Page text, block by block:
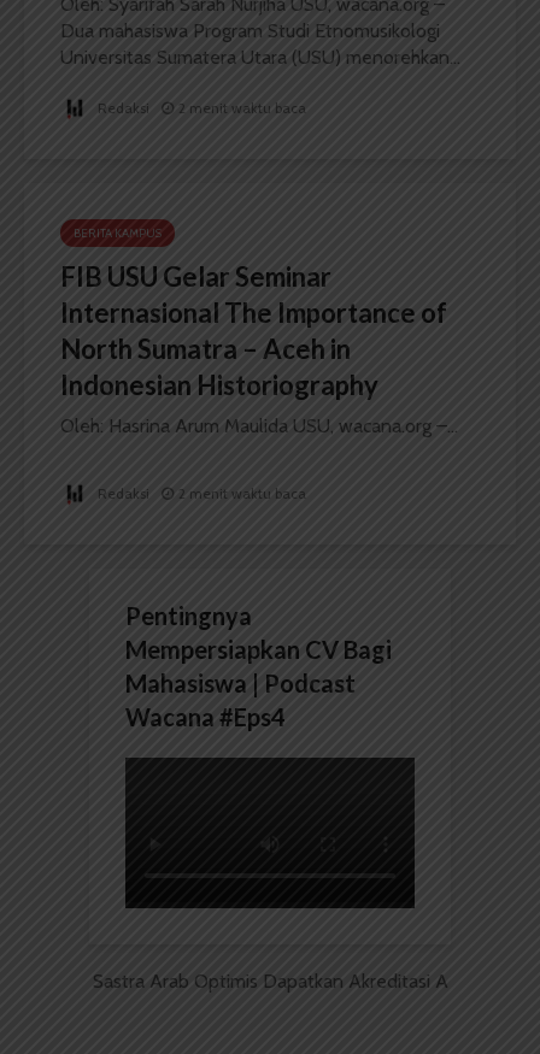
Dua mahasiswa Program Studi Etnomusikologi
Universitas Sumatera Utara (USU) menorehkan...
Redaksi 2 menit waktu baca
BERITA KAMPUS
FIB USU Gelar Seminar
Internasional The Importance of
North Sumatra – Aceh in
Indonesian Historiography
Oleh: Hasrina Arum Maulida USU, wacana.org –...
Redaksi 2 menit waktu baca
Pentingnya
Mempersiapkan CV Bagi
Mahasiswa | Podcast
Wacana #Eps4
Sastra Arab Optimis Dapatkan Akreditasi A